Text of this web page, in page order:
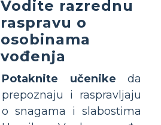
Vodite razrednu
raspravu o
osobinama
vođenja
Potaknite učenike da
prepoznaju i raspravljaju
o snagama i slabostima